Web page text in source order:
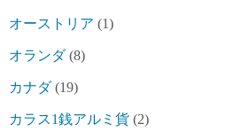
オーストリア (1)
オランダ(8)
カナダ(19)
カラス1銭アルミ貨 (2)